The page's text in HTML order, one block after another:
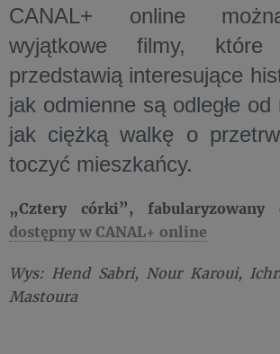
CANAL+ online
wyjątkowe filmy,
przedstawią interesujące
jak odmienne są odległe
jak ciężką walkę o
toczyć mieszkańcy.
„Cztery córki”, fabularyzowany
dostępny w CANAL+ online
Wys: Hend Sabri, Nour Karoui,
Mastoura